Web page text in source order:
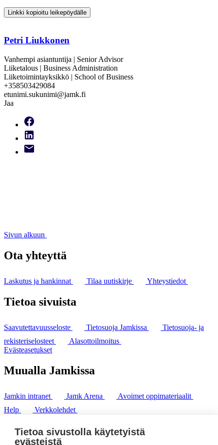
Linkki kopioitu leikepöydälle
Petri Liukkonen
Vanhempi asiantuntija | Senior Advisor
Liiketalous | Business Administration
Liiketoimintayksikkö | School of Business
+358503429084
etunimi.sukunimi@jamk.fi
Jaa
Sivun alkuun
Ota yhteyttä
Laskutus ja hankinnat Tilaa uutiskirje Yhteystiedot
Tietoa sivuista
Saavutettavuusseloste Tietosuoja Jamkissa
Tietosuoja- ja
rekisteriselosteet
Alasottoilmoitus
Evästeasetukset
Muualla Jamkissa
Jamkin intranet Jamk Arena
Avoimet oppimateriaalit
Help
Verkkolehdet
puh. +358 20 743 8100
fax. +358 14 449 9694
Tietoa sivustolla käytetyistä
evästeistä